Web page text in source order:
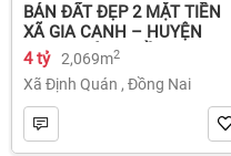
BÁN ĐẤT ĐẸP 2 MẶT TIỀN
XÃ GIA CANH – HUYỆN
ĐỊNH QUÁN – ĐỒNG NAI dt
2.069m² 4 tỷ
4 tỷ 2,069m2
Xã Định Quán , Đồng Nai